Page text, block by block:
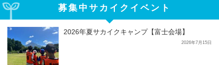
募集中サカイクイベント
2026年夏サカイクキャンプ【富士会場】
2026年7月15日